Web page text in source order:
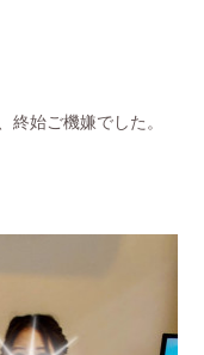
始ご機嫌でした。